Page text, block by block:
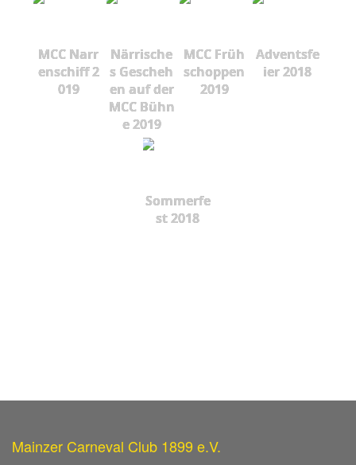
MCC Narr
enschiff 2
019
Närrische
s Gescheh
en auf der
MCC Bühn
e 2019
MCC Früh
schoppen
2019
Adventsfe
ier 2018
Sommerfe
st 2018
Mainzer Carneval Club 1899 e.V.